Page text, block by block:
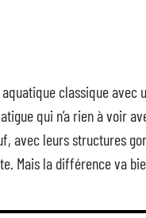
classique avec
qui n’a rien à voir
avec leurs structures
Mais la différence va